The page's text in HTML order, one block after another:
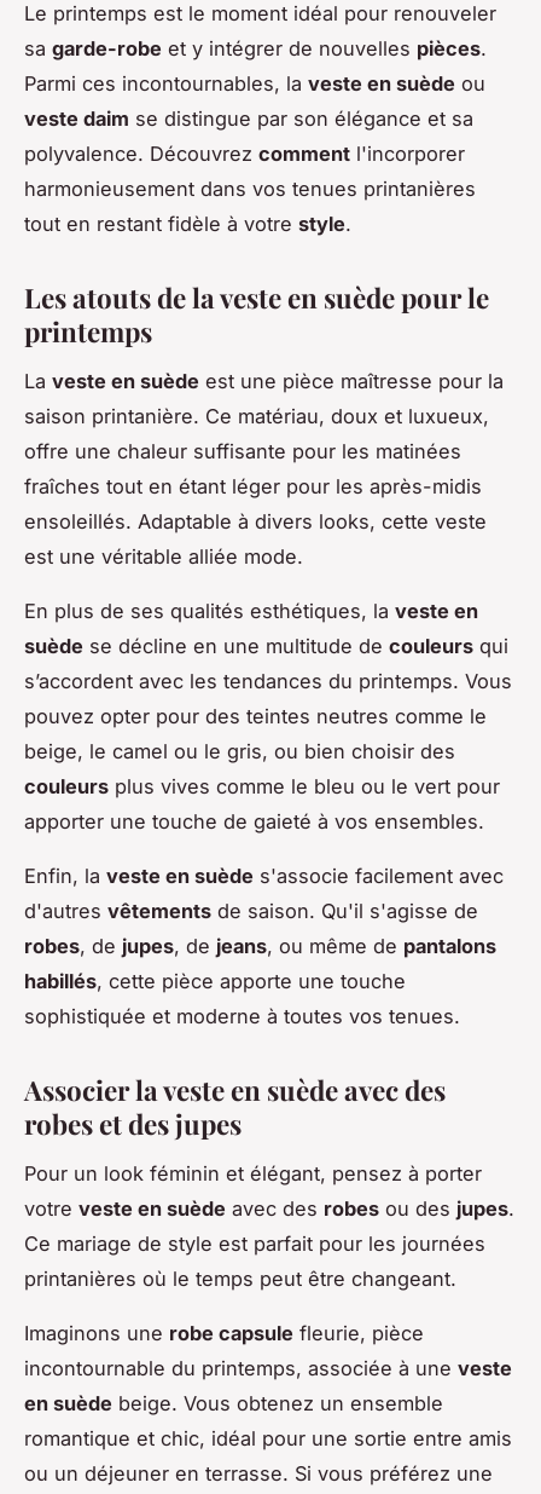
Le printemps est le moment idéal pour renouveler
sa garde-robe et y intégrer de nouvelles pièces.
Parmi ces incontournables, la veste en suède ou
veste daim se distingue par son élégance et sa
polyvalence. Découvrez comment l'incorporer
harmonieusement dans vos tenues printanières
tout en restant fidèle à votre style.
Les atouts de la veste en suède pour le
printemps
La veste en suède est une pièce maîtresse pour la
saison printanière. Ce matériau, doux et luxueux,
offre une chaleur suffisante pour les matinées
fraîches tout en étant léger pour les après-midis
ensoleillés. Adaptable à divers looks, cette veste
est une véritable alliée mode.
En plus de ses qualités esthétiques, la veste en
suède se décline en une multitude de couleurs qui
s’accordent avec les tendances du printemps. Vous
pouvez opter pour des teintes neutres comme le
beige, le camel ou le gris, ou bien choisir des
couleurs plus vives comme le bleu ou le vert pour
apporter une touche de gaieté à vos ensembles.
Enfin, la veste en suède s'associe facilement avec
d'autres vêtements de saison. Qu'il s'agisse de
robes, de jupes, de jeans, ou même de pantalons
habillés, cette pièce apporte une touche
sophistiquée et moderne à toutes vos tenues.
Associer la veste en suède avec des
robes et des jupes
Pour un look féminin et élégant, pensez à porter
votre veste en suède avec des robes ou des jupes.
Ce mariage de style est parfait pour les journées
printanières où le temps peut être changeant.
Imaginons une robe capsule fleurie, pièce
incontournable du printemps, associée à une veste
en suède beige. Vous obtenez un ensemble
romantique et chic, idéal pour une sortie entre amis
ou un déjeuner en terrasse. Si vous préférez une